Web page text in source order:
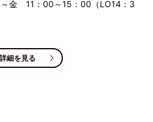
～金 11：00～15：00（LO14：3
詳細を見る